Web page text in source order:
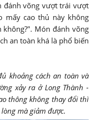
đánh võng vượt trái vượt
mấy cao thủ này không
Món đánh võng
an toàn khá là phổ biến
khoảng cách an toàn và
xảy ra ở Long Thành -
thông không thay đổi thì
mà giảm được.